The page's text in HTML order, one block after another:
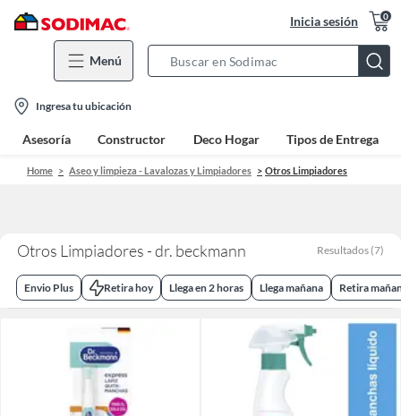
Inicia sesión 0
Menú
Bar
location-
icon
Ingresa tu ubicación
Asesoría Constructor Deco Hogar Tipos de Entrega
Home Aseo y limpieza - Lavalozas y Limpiadores Otros Limpiadores
Otros Limpiadores - dr. beckmann Resultados (7)
Envio Plus Retira hoy Llega en 2 horas Llega mañana Retira